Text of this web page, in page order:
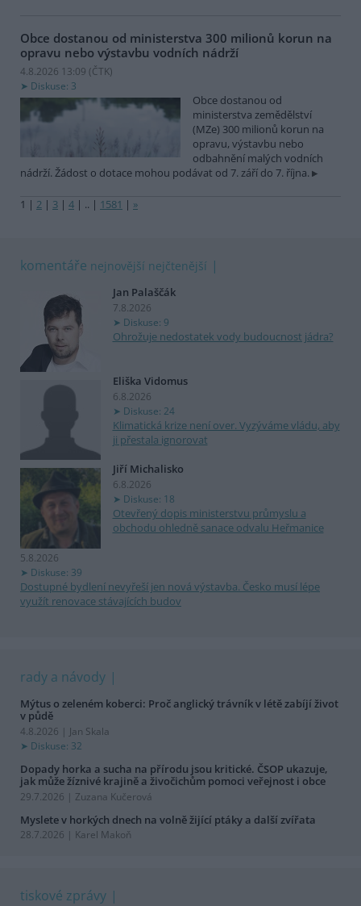
Obce dostanou od ministerstva 300 milionů korun na
opravu nebo výstavbu vodních nádrží
4.8.2026 13:09 (ČTK)
Diskuse: 3
Obce dostanou od
ministerstva zemědělství
(MZe) 300 milionů korun na
opravu, výstavbu nebo
odbahnění malých vodních
nádrží. Žádost o dotace mohou podávat od 7. září do 7. října.
1 | 2 | 3 | 4 | .. | 1581 | »
komentáře nejnovější nejčtenější
Jan Palaščák
7.8.2026
Diskuse: 9
Ohrožuje nedostatek vody budoucnost jádra?
Eliška Vidomus
6.8.2026
Diskuse: 24
Klimatická krize není over. Vyzýváme vládu, aby
ji přestala ignorovat
Jiří Michalisko
6.8.2026
Diskuse: 18
Otevřený dopis ministerstvu průmyslu a
obchodu ohledně sanace odvalu Heřmanice
5.8.2026
Diskuse: 39
Dostupné bydlení nevyřeší jen nová výstavba. Česko musí lépe
využít renovace stávajících budov
rady a návody
Mýtus o zeleném koberci: Proč anglický trávník v létě zabíjí život
v půdě
4.8.2026 | Jan Skala
Diskuse: 32
Dopady horka a sucha na přírodu jsou kritické. ČSOP ukazuje,
jak může žíznivé krajině a živočichům pomoci veřejnost i obce
29.7.2026 | Zuzana Kučerová
Myslete v horkých dnech na volně žijící ptáky a další zvířata
28.7.2026 | Karel Makoň
tiskové zprávy